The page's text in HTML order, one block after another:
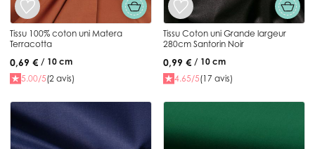
Tissu 100% coton uni Matera
Terracotta
0,69 € / 10 cm
5.00/5(2 avis)
Tissu Coton uni Grande largeur
280cm Santorin Noir
0,99 € / 10 cm
4.65/5(17 avis)